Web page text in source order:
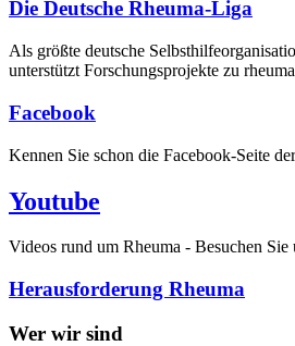
Die Deutsche Rheuma-Liga
Als größte deutsche
unterstützt Forschungsprojekte zu
Facebook
Kennen Sie schon die Facebook-Seite
Youtube
Videos rund um Rheuma - Besuchen
Herausforderung Rheuma
Wer wir sind